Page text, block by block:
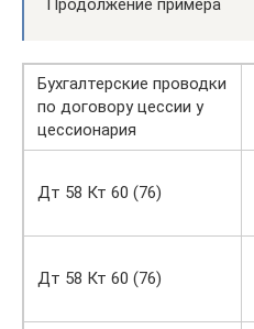
Продолжение примера
Бухгалтерские проводки
по договору цессии у
цессионария
Дт 58 Кт 60 (76)
Дт 58 Кт 60 (76)